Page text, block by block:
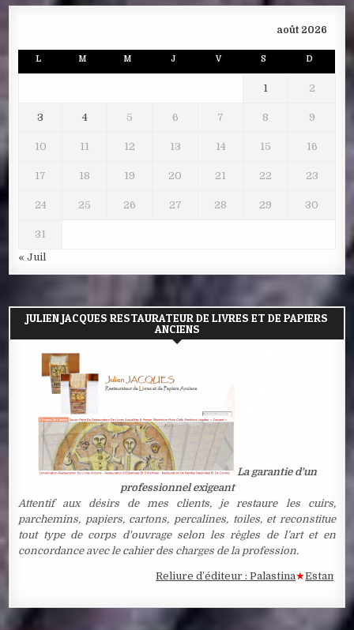
août 2026
L M M J V S D
1 2
3 4 5 6 7 8 9
10 11 12 13 14 15 16
17 18 19 20 21 22 23
24 25 26 27 28 29 30
31
« Juil
JULIEN JACQUES RESTAURATEUR DE LIVRES ET DE PAPIERS
ANCIENS
La garantie d'un
professionnel exigeant
Attentif aux désirs de mes clients, je restaure les cuirs,
parchemins, papiers, cartons, percalines, toiles, et reconstitue
tout type de corps d'ouvrage selon les règles de l’art et en
concordance avec le cahier des charges de la profession.
Reliure d’éditeur : Palastina★Estampe à